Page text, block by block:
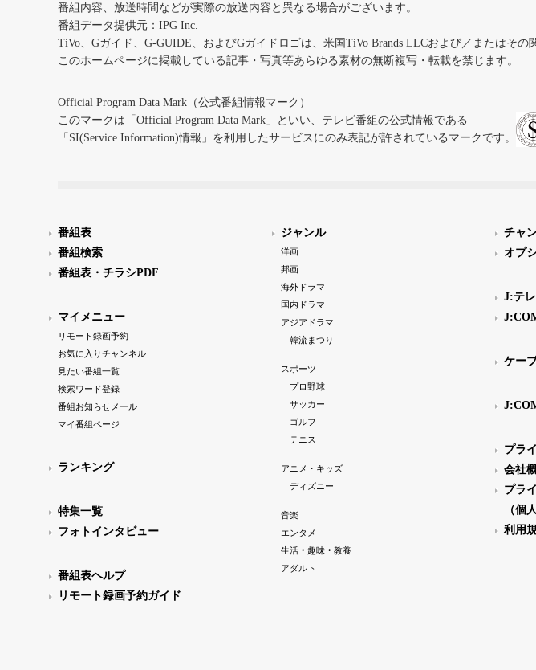
番組内容、放送時間などが実際の放送内容と異なる場合がございます。
番組データ提供元：IPG Inc.
TiVo、Gガイド、G-GUIDE、およびGガイドロゴは、米国TiVo Brands LLCおよび／またはその
このホームページに掲載している記事・写真等あらゆる素材の無断複写・転載を禁じます。
Official Program Data Mark（公式番組情報マーク）
このマークは「Official Program Data Mark」といい、テレビ番組の公式情報である
「SI(Service Information)情報」を利用したサービスにのみ表記が許されているマークです。
番組表
番組検索
番組表・チラシPDF
マイメニュー
リモート録画予約
お気に入りチャンネル
見たい番組一覧
検索ワード登録
番組お知らせメール
マイ番組ページ
ランキング
特集一覧
フォトインタビュー
番組表ヘルプ
リモート録画予約ガイド
ジャンル
洋画
邦画
海外ドラマ
国内ドラマ
アジアドラマ
韓流まつり
スポーツ
プロ野球
サッカー
ゴルフ
テニス
アニメ・キッズ
ディズニー
音楽
エンタメ
生活・趣味・教養
アダルト
チャ
オプ
J:テレ
ケー
プラ
会社
プラ
（個
利用